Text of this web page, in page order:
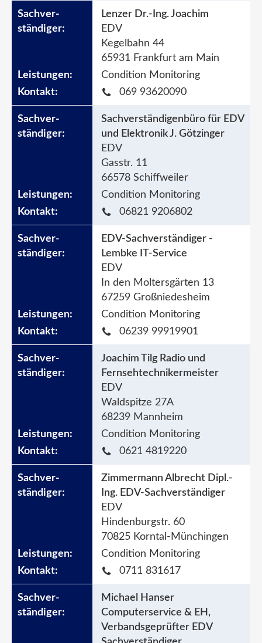
Lenzer Dr.-Ing. Joachim
EDV
Kegelbahn 44
65931 Frankfurt am Main
Condition Monitoring
069 93620090
Sachverständigenbüro für EDV
und Elektronik J. Götzinger
EDV
Gasstr. 11
66578 Schiffweiler
Condition Monitoring
06821 9206802
EDV-Sachverständiger -
Lembke IT-Service
EDV
In den Moltersgärten 13
67259 Großniedesheim
Condition Monitoring
06239 99919901
Joachim Tilg Radio und
Fernsehtechnikermeister
EDV
Waldspitze 27A
68239 Mannheim
Condition Monitoring
0621 4819220
Zimmermann Albrecht Dipl.-
Ing. EDV-Sachverständiger
EDV
Hindenburgstr. 60
70825 Korntal-Münchingen
Condition Monitoring
0711 831617
Michael Hanser
Computerservice & EH,
Verbandsgeprüfter EDV